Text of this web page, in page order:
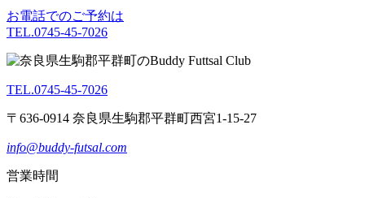
お電話でのご予約は
TEL.0745-45-7026
TEL.0745-45-7026
〒636-0914 奈良県生駒郡平群町西宮1-15-27
info@buddy-futsal.com
営業時間